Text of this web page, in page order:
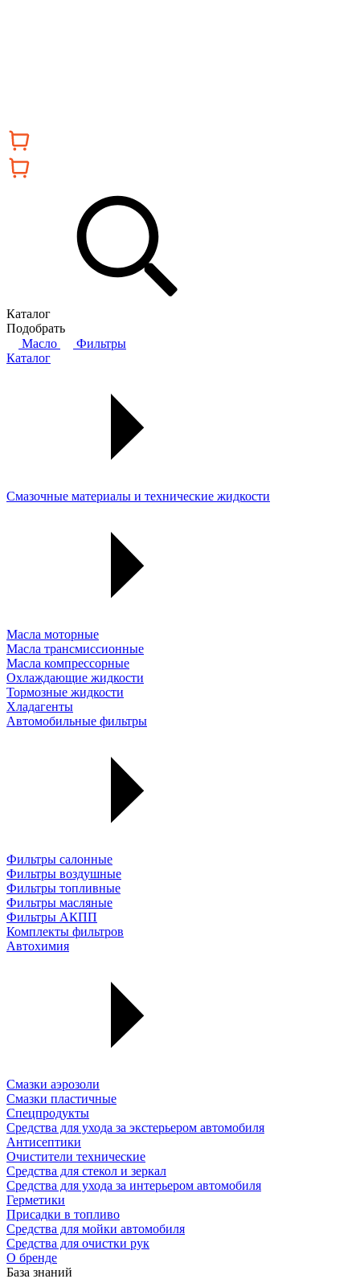
Каталог
Подобрать
Масло
Фильтры
Каталог
Смазочные материалы и технические жидкости
Масла моторные
Масла трансмиссионные
Масла компрессорные
Охлаждающие жидкости
Тормозные жидкости
Хладагенты
Автомобильные фильтры
Фильтры салонные
Фильтры воздушные
Фильтры топливные
Фильтры масляные
Фильтры АКПП
Комплекты фильтров
Автохимия
Смазки аэрозоли
Смазки пластичные
Спецпродукты
Средства для ухода за экстерьером автомобиля
Антисептики
Очистители технические
Средства для стекол и зеркал
Средства для ухода за интерьером автомобиля
Герметики
Присадки в топливо
Средства для мойки автомобиля
Средства для очистки рук
О бренде
База знаний